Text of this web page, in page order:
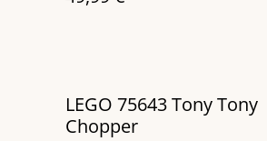
LEGO 75643 Tony Tony
Chopper